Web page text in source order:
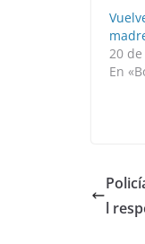
20
En
l